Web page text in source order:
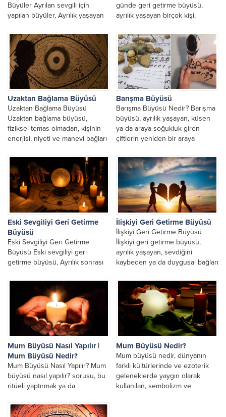
Büyüler Ayrılan sevgili için
yapılan büyüler, Ayrılık yaşayan
insanın kalben...
günde geri getirme büyüsü,
ayrılık yaşayan birçok kişi,
yeniden kazanmanın...
Uzaktan Bağlama Büyüsü
Uzaktan Bağlama Büyüsü
Uzaktan bağlama büyüsü,
fiziksel temas olmadan, kişinin
enerjisi, niyeti ve manevi bağları
Uzaktan...
Barışma Büyüsü
Barışma Büyüsü Nedir? Barışma
büyüsü, ayrılık yaşayan, küsen
ya da araya soğukluk giren
çiftlerin yeniden bir araya
Eski Sevgiliyi Geri Getirme
Büyüsü
Eski Sevgiliyi Geri Getirme
Büyüsü Eski sevgiliyi geri
getirme büyüsü, Ayrılık sonrası
yarım kalmış duygular birçok...
İlişkiyi Geri Getirme Büyüsü
İlişkiyi Geri Getirme Büyüsü
İlişkiyi geri getirme büyüsü,
ayrılık yaşayan, sevdiğini
kaybeden ya da duygusal bağları
Mum Büyüsü Nasıl Yapılır |
Mum Büyüsü Nedir?
Mum Büyüsü Nasıl Yapılır? Mum
büyüsü nasıl yapılır? sorusu, bu
ritüeli yaptırmak ya da
merak ettiği...
Mum Büyüsü Nedir?
Mum büyüsü nedir, dünyanın
farklı kültürlerinde ve ezoterik
geleneklerde yaygın olarak
kullanılan, sembolizm ve